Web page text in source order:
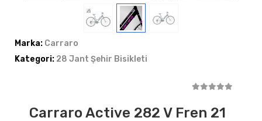
Marka: Carraro
Kategori: 28 Jant Şehir Bisikleti
Carraro Active 282 V Fren 21